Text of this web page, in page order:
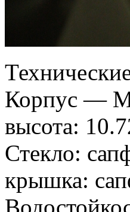
Корпус —
высота:
Стекло:
крышка: